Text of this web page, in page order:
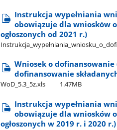
Instrukcja wypełniania
obowiązuje dla wniosków
ogłoszonych od 2021 r.)
Wniosek o
dofinansowanie
WoD​_5.3​_5z.xls 1.47MB
Instrukcja wypełniania
obowiązuje dla wniosków
ogłoszonych w 2019 r. i 2020 r.)